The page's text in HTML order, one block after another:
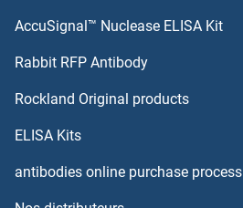
Moesin Kits ELISA
MPZL1 Kits ELISA
AccuSignal™ Nuclease ELISA Kit
Rabbit RFP Antibody
Rockland Original products
ELISA Kits
antibodies online purchase process